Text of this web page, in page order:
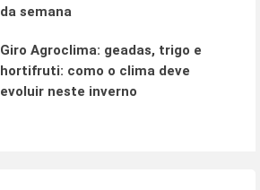
da semana
Giro Agroclima: geadas, trigo e
hortifruti: como o clima deve
evoluir neste inverno